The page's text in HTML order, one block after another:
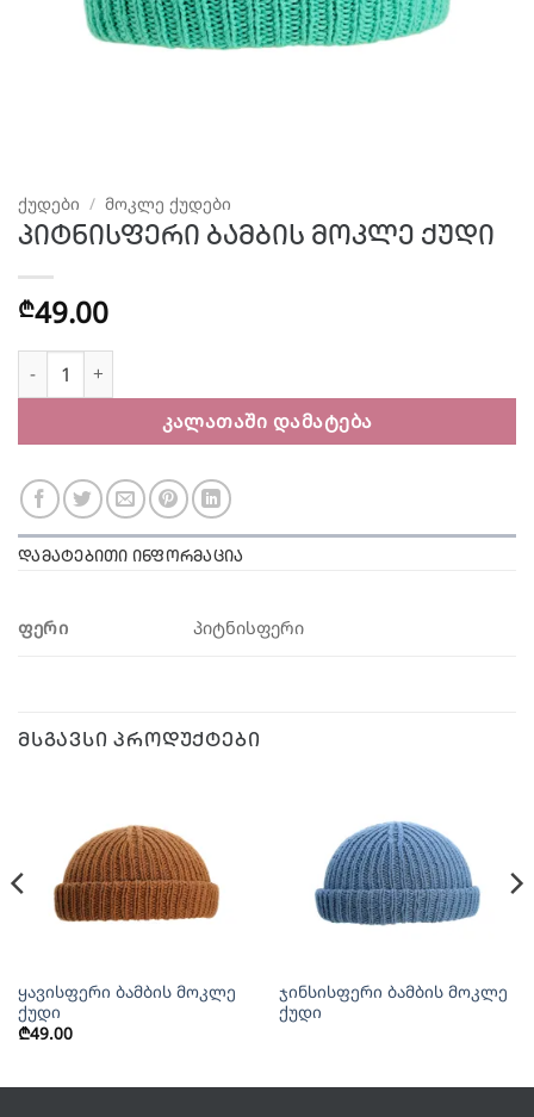
ᲥᲣᲓᲔᲑᲘ / ᲛᲝᲙᲚᲔ ᲥᲣᲓᲔᲑᲘ
პიტნისფერი ბამბის მოკლე ქუდი
₾49.00
რაოდენობა: პიტნისფერი ბამბის მოკლე ქუდი
ᲙᲐᲚᲐᲗᲐᲨᲘ ᲓᲐᲛᲐᲢᲔᲑᲐ
ᲓᲐᲛᲐᲢᲔᲑᲘᲗᲘ ᲘᲜᲤᲝᲠᲛᲐᲪᲘᲐ
ᲤᲔᲠᲘ პიტნისფერი
ᲛᲡᲒᲐᲕᲡᲘ ᲞᲠᲝᲓᲣᲥᲢᲔᲑᲘ
ყავისფერი ბამბის მოკლე
ქუდი
₾49.00
ჯინსისფერი ბამბის მოკლე
ქუდი